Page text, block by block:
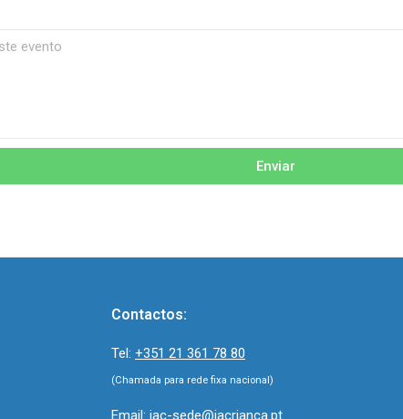
Enviar
Contactos:
Tel: +351 21 361 78 80
(Chamada para rede fixa nacional)
Email: iac-sede@iacrianca.pt